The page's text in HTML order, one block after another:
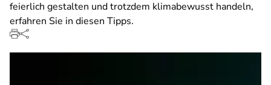
feierlich gestalten und trotzdem klimabewusst handeln,
erfahren Sie in diesen Tipps.